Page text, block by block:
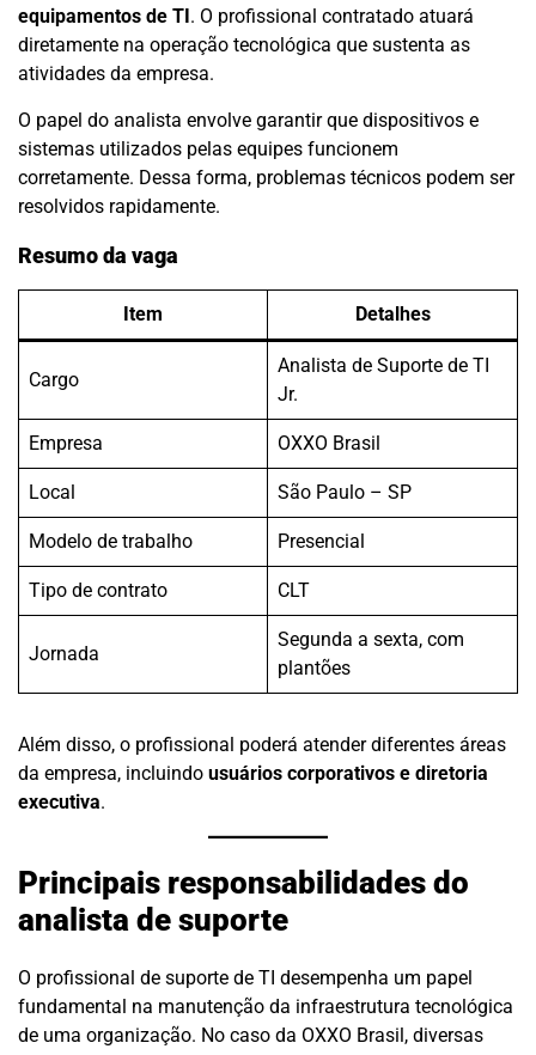
equipamentos de TI. O profissional contratado atuará
diretamente na operação tecnológica que sustenta as
atividades da empresa.
O papel do analista envolve garantir que dispositivos e
sistemas utilizados pelas equipes funcionem
corretamente. Dessa forma, problemas técnicos podem ser
resolvidos rapidamente.
Resumo da vaga
Item Detalhes
Cargo
Analista de Suporte de TI
Jr.
Empresa OXXO Brasil
Local São Paulo – SP
Modelo de trabalho Presencial
Tipo de contrato CLT
Jornada
Segunda a sexta, com
plantões
Além disso, o profissional poderá atender diferentes áreas
da empresa, incluindo usuários corporativos e diretoria
executiva.
Principais responsabilidades do
analista de suporte
O profissional de suporte de TI desempenha um papel
fundamental na manutenção da infraestrutura tecnológica
de uma organização. No caso da OXXO Brasil, diversas